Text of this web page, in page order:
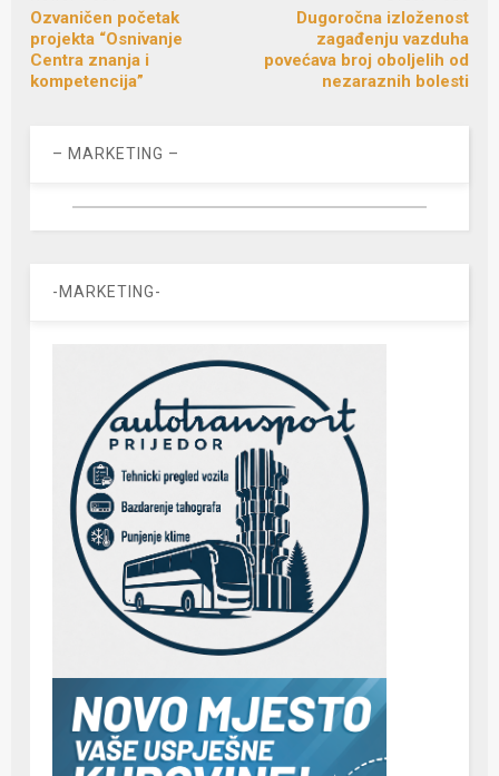
Ozvaničen početak
projekta “Osnivanje
Centra znanja i
kompetencija”
Dugoročna izloženost
zagađenju vazduha
povećava broj oboljelih od
nezaraznih bolesti
– MARKETING –
-MARKETING-